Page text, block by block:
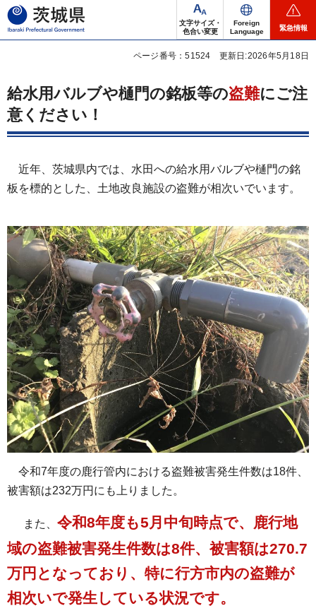
茨城県
文字サイズ・
色合い変更
Foreign
Language
緊急情報
ページ番号：51524 更新日:2026年5月18日
給水用バルブや樋門の銘板等の盗難にご注
意ください！
近年、茨城県内では、水田への給水用バルブや樋門の銘
板を標的とした、土地改良施設の盗難が相次いでいます。
令和7年度の鹿行管内における盗難被害発生件数は18件、
被害額は232万円にも上りました。
また、 令和8年度も5月中旬時点で、鹿行地
域の盗難被害発生件数は8件、被害額は270.7
万円となっており、特に行方市内の盗難が
相次いで発生している状況です。